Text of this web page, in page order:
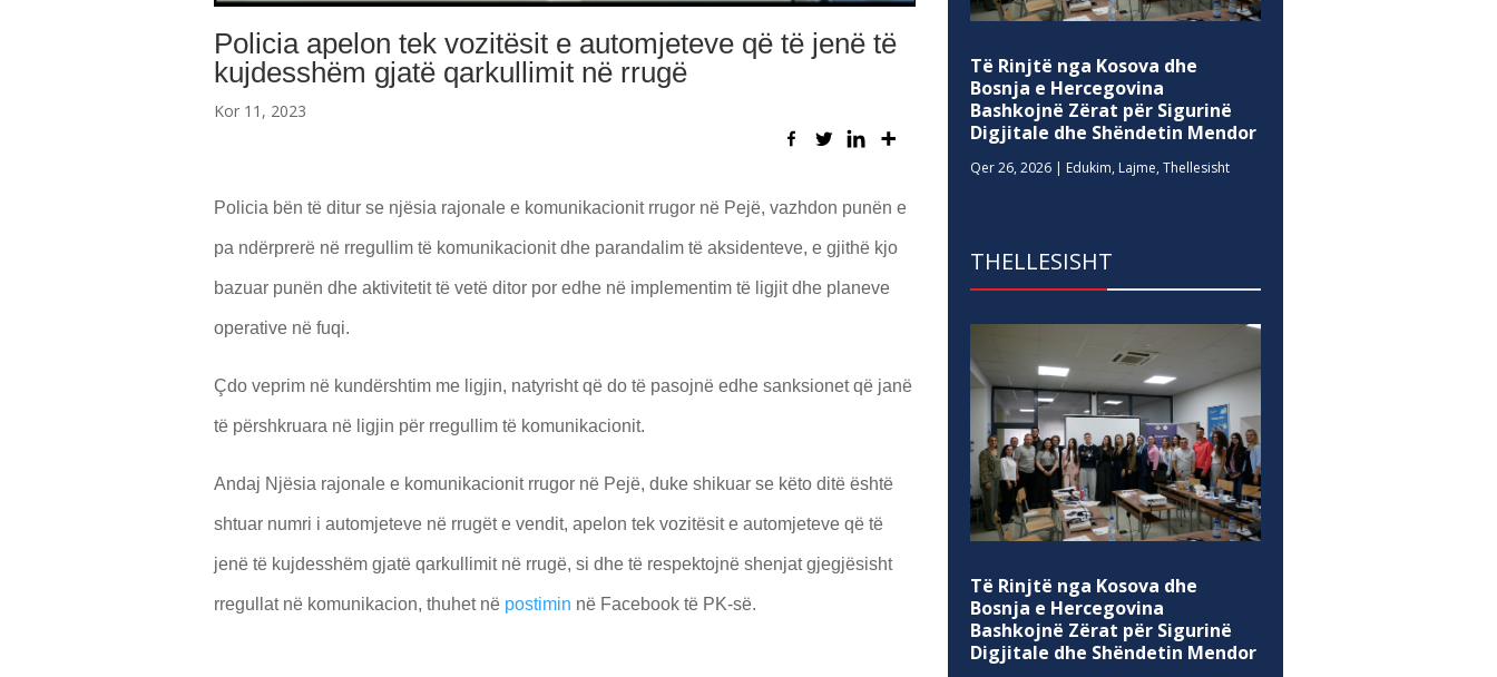
Policia apelon tek vozitësit e automjeteve që të jenë të
kujdesshëm gjatë qarkullimit në rrugë
Kor 11, 2023
Policia bën të ditur se njësia rajonale e komunikacionit rrugor në Pejë, vazhdon punën e
pa ndërprerë në rregullim të komunikacionit dhe parandalim të aksidenteve, e gjithë kjo
bazuar punën dhe aktivitetit të vetë ditor por edhe në implementim të ligjit dhe planeve
operative në fuqi.
Çdo veprim në kundërshtim me ligjin, natyrisht që do të pasojnë edhe sanksionet që janë
të përshkruara në ligjin për rregullim të komunikacionit.
Andaj Njësia rajonale e komunikacionit rrugor në Pejë, duke shikuar se këto ditë është
shtuar numri i automjeteve në rrugët e vendit, apelon tek vozitësit e automjeteve që të
jenë të kujdesshëm gjatë qarkullimit në rrugë, si dhe të respektojnë shenjat gjegjësisht
rregullat në komunikacion, thuhet në postimin në Facebook të PK-së.
Të Rinjtë nga Kosova dhe
Bosnja e Hercegovina
Bashkojnë Zërat për Sigurinë
Digjitale dhe Shëndetin Mendor
Qer 26, 2026 | Edukim, Lajme,Thellesisht
THELLESISHT
Të Rinjtë nga Kosova dhe
Bosnja e Hercegovina
Bashkojnë Zërat për Sigurinë
Digjitale dhe Shëndetin Mendor